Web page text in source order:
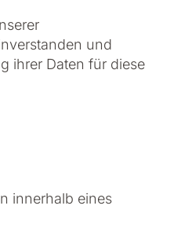
und
ihrer Daten für diese
innerhalb eines